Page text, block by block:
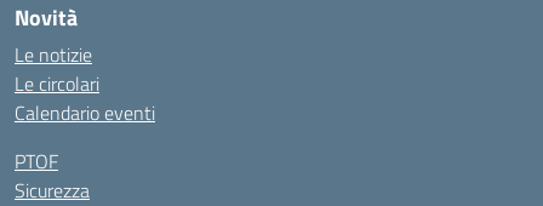
Novità
Le notizie
Le circolari
Calendario eventi
PTOF
Sicurezza